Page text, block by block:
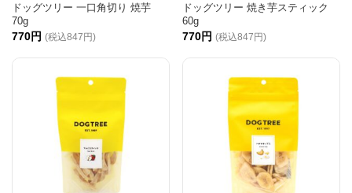
ドッグツリー 一口角切り 焼芋
70g
770円 (税込847円)
ドッグツリー 焼き芋スティック
60g
770円 (税込847円)